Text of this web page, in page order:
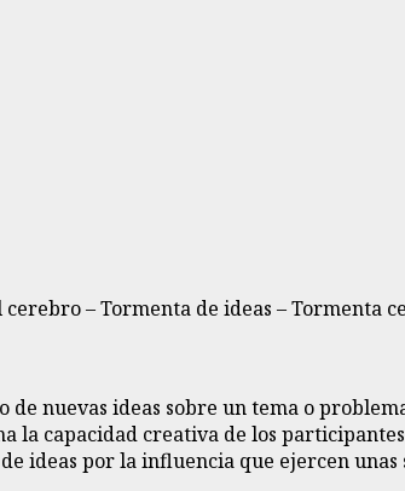
– Tormenta de ideas – Tormenta
nuevas ideas sobre un tema o
capacidad creativa de los
ideas por la influencia que ejercen unas